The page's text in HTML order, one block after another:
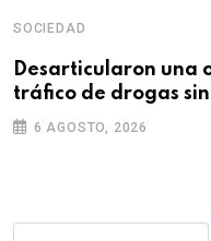
SOCIEDAD
Desarticularon una
tráfico de drogas
6 AGOSTO, 2026